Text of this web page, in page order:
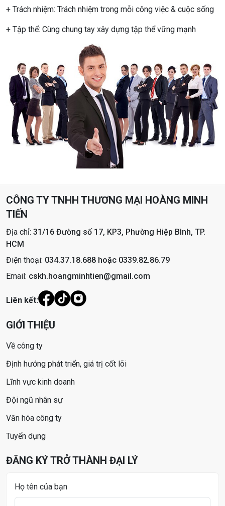
+ Trách nhiệm: Trách nhiệm trong mỗi công việc & cuộc sống
+ Tập thể: Cùng chung tay xây dựng tập thể vững mạnh
CÔNG TY TNHH THƯƠNG MẠI HOÀNG MINH
TIẾN
Địa chỉ: 31/16 Đường số 17, KP3, Phường Hiệp Bình, TP.
HCM
Điện thoại: 034.37.18.688 hoặc 0339.82.86.79
Email: cskh.hoangminhtien@gmail.com
Liên kết:
GIỚI THIỆU
Về công ty
Định hướng phát triển, giá trị cốt lõi
Lĩnh vực kinh doanh
Đội ngũ nhân sự
Văn hóa công ty
Tuyển dụng
ĐĂNG KÝ TRỞ THÀNH ĐẠI LÝ
Họ tên của bạn